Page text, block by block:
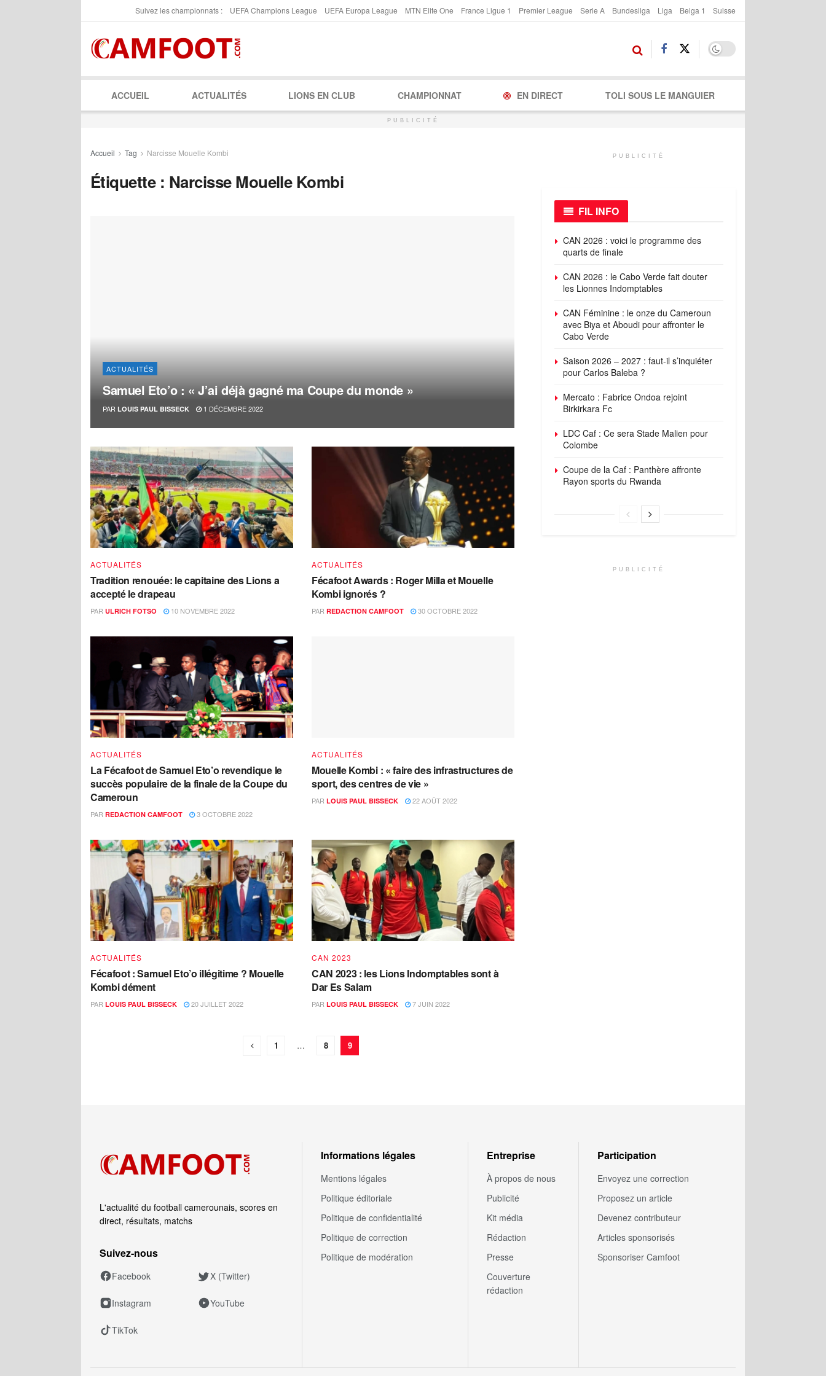
Suivez les championnats : UEFA Champions League UEFA Europa League MTN Elite One France Ligue 1 Premier League Serie A Bundesliga Liga Belga 1 Suisse
ACCUEIL ACTUALITÉS LIONS EN CLUB CHAMPIONNAT EN DIRECT TOLI SOUS LE MANGUIER
PUBLICITÉ
Accueil Tag Narcisse Mouelle Kombi
Étiquette : Narcisse Mouelle Kombi
ACTUALITÉS
Samuel Eto’o : « J’ai déjà gagné ma Coupe du monde »
PAR LOUIS PAUL BISSECK 1 DÉCEMBRE 2022
ACTUALITÉS
Tradition renouée: le capitaine des Lions a
accepté le drapeau
PAR ULRICH FOTSO 10 NOVEMBRE 2022
ACTUALITÉS
Fécafoot Awards : Roger Milla et Mouelle
Kombi ignorés ?
PAR REDACTION CAMFOOT 30 OCTOBRE 2022
ACTUALITÉS
La Fécafoot de Samuel Eto’o revendique le
succès populaire de la finale de la Coupe du
Cameroun
PAR REDACTION CAMFOOT 3 OCTOBRE 2022
ACTUALITÉS
Mouelle Kombi : « faire des infrastructures de
sport, des centres de vie »
PAR LOUIS PAUL BISSECK 22 AOÛT 2022
ACTUALITÉS
Fécafoot : Samuel Eto’o illégitime ? Mouelle
Kombi dément
PAR LOUIS PAUL BISSECK 20 JUILLET 2022
CAN 2023
CAN 2023 : les Lions Indomptables sont à
Dar Es Salam
PAR LOUIS PAUL BISSECK 7 JUIN 2022
1 … 8 9
PUBLICITÉ
FIL INFO
CAN 2026 : voici le programme des
quarts de finale
CAN 2026 : le Cabo Verde fait douter
les Lionnes Indomptables
CAN Féminine : le onze du Cameroun
avec Biya et Aboudi pour affronter le
Cabo Verde
Saison 2026 – 2027 : faut-il s’inquiéter
pour Carlos Baleba ?
Mercato : Fabrice Ondoa rejoint
Birkirkara Fc
LDC Caf : Ce sera Stade Malien pour
Colombe
Coupe de la Caf : Panthère affronte
Rayon sports du Rwanda
PUBLICITÉ
L'actualité du football camerounais, scores en
direct, résultats, matchs
Suivez‑nous
Facebook X (Twitter)
Instagram YouTube
TikTok
Informations légales
Mentions légales
Politique éditoriale
Politique de confidentialité
Politique de correction
Politique de modération
Entreprise
À propos de nous
Publicité
Kit média
Rédaction
Presse
Couverture
rédaction
Participation
Envoyez une correction
Proposez un article
Devenez contributeur
Articles sponsorisés
Sponsoriser Camfoot